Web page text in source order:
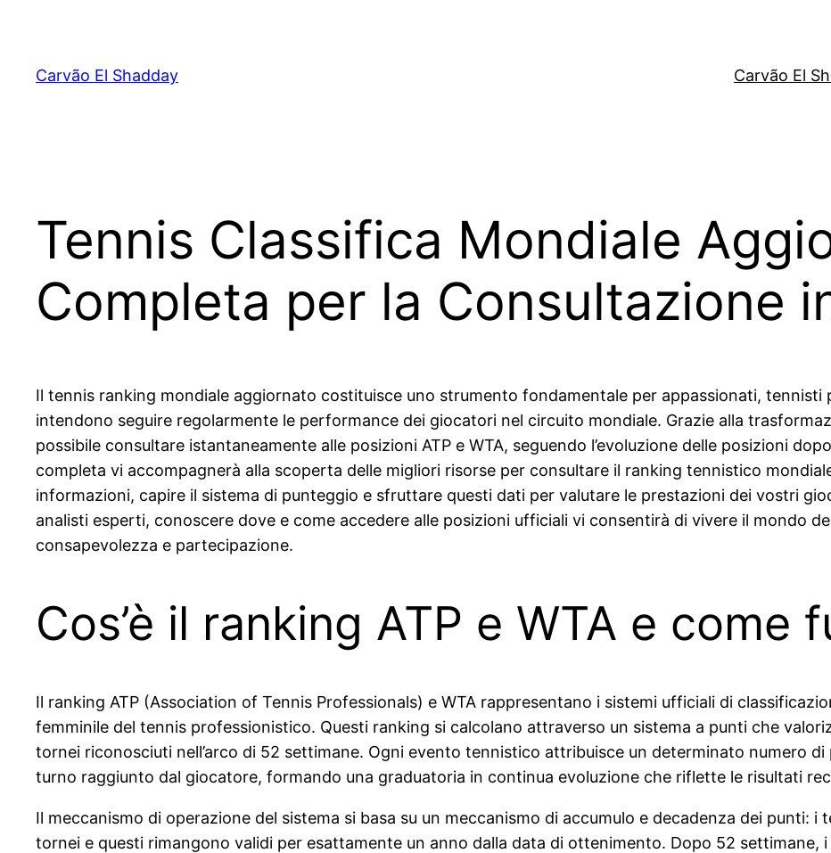
Carvão El Shadday Carvão El
Tennis Classifica Mondiale
Completa per la Consultazione
Il tennis ranking mondiale aggiornato costituisce uno strumento fondamentale per appassionati,
intendono seguire regolarmente le performance dei giocatori nel circuito mondiale. Grazie alla
possibile consultare istantaneamente alle posizioni ATP e WTA, seguendo l’evoluzione delle posizioni
completa vi accompagnerà alla scoperta delle migliori risorse per consultare il ranking tennistico
informazioni, capire il sistema di punteggio e sfruttare questi dati per valutare le prestazioni dei vostri
analisti esperti, conoscere dove e come accedere alle posizioni ufficiali vi consentirà di vivere il mondo
consapevolezza e partecipazione.
Cos’è il ranking ATP e WTA e come
Il ranking ATP (Association of Tennis Professionals) e WTA rappresentano i sistemi ufficiali di
femminile del tennis professionistico. Questi ranking si calcolano attraverso un sistema a punti che
tornei riconosciuti nell’arco di 52 settimane. Ogni evento tennistico attribuisce un determinato numero
turno raggiunto dal giocatore, formando una graduatoria in continua evoluzione che riflette le risultati
Il meccanismo di operazione del sistema si basa su un meccanismo di accumulo e decadenza dei punti:
tornei e questi rimangono validi per esattamente un anno dalla data di ottenimento. Dopo 52